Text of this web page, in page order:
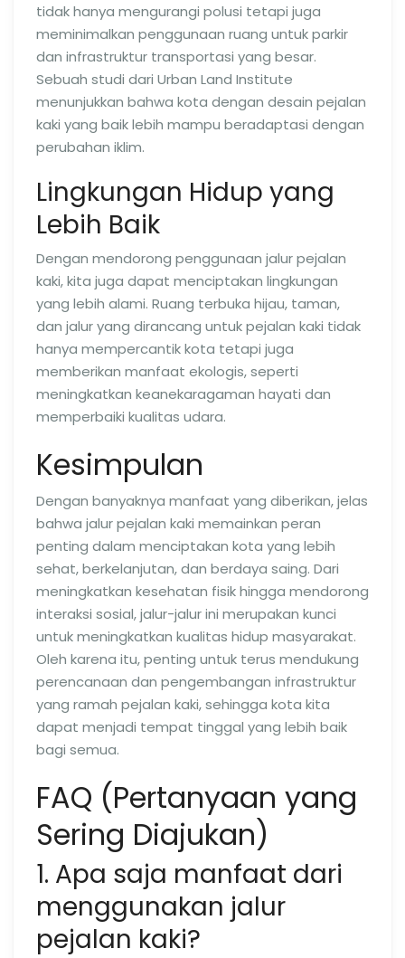
tidak hanya mengurangi polusi tetapi juga
meminimalkan penggunaan ruang untuk parkir
dan infrastruktur transportasi yang besar.
Sebuah studi dari Urban Land Institute
menunjukkan bahwa kota dengan desain pejalan
kaki yang baik lebih mampu beradaptasi dengan
perubahan iklim.
Lingkungan Hidup yang
Lebih Baik
Dengan mendorong penggunaan jalur pejalan
kaki, kita juga dapat menciptakan lingkungan
yang lebih alami. Ruang terbuka hijau, taman,
dan jalur yang dirancang untuk pejalan kaki tidak
hanya mempercantik kota tetapi juga
memberikan manfaat ekologis, seperti
meningkatkan keanekaragaman hayati dan
memperbaiki kualitas udara.
Kesimpulan
Dengan banyaknya manfaat yang diberikan, jelas
bahwa jalur pejalan kaki memainkan peran
penting dalam menciptakan kota yang lebih
sehat, berkelanjutan, dan berdaya saing. Dari
meningkatkan kesehatan fisik hingga mendorong
interaksi sosial, jalur-jalur ini merupakan kunci
untuk meningkatkan kualitas hidup masyarakat.
Oleh karena itu, penting untuk terus mendukung
perencanaan dan pengembangan infrastruktur
yang ramah pejalan kaki, sehingga kota kita
dapat menjadi tempat tinggal yang lebih baik
bagi semua.
FAQ (Pertanyaan yang
Sering Diajukan)
1. Apa saja manfaat dari
menggunakan jalur
pejalan kaki?